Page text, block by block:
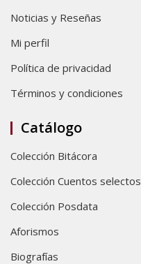
Noticias y Reseñas
Mi perfil
Política de privacidad
Términos y condiciones
Catálogo
Colección Bitácora
Colección Cuentos selectos
Colección Posdata
Aforismos
Biografías